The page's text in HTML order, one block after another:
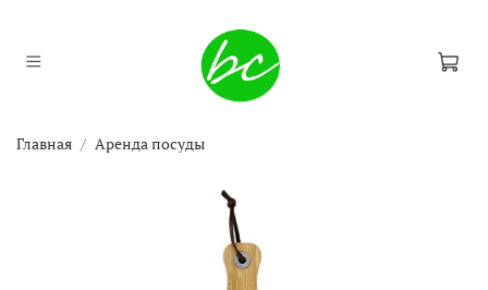
Главная Аренда посуды